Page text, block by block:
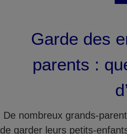
Garde des
parents :
De nombreux grands-
de garder leurs petits-